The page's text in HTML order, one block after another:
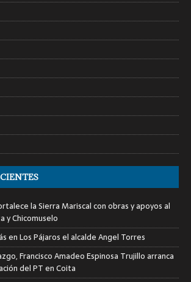
la Sierra Mariscal con obras y apoyos al
y Chicomuselo
en Los Pájaros el alcalde Angel Torres
Francisco Amadeo Espinosa Trujillo arranca
del PT en Coita